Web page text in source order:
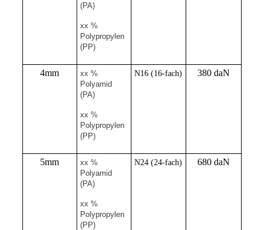
(PA)
xx %
Polypropylen
(PP)
4mm
xx %
Polyamid
(PA)
xx %
Polypropylen
(PP)
N16 (16-fach) 380 daN
5mm
xx %
Polyamid
(PA)
xx %
Polypropylen
(PP)
N24 (24-fach) 680 daN